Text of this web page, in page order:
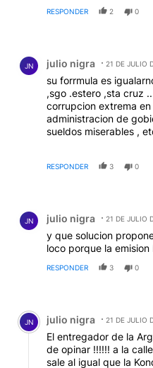
RESPONDER 2 0
JN julio nigra 21 DE JULIO
su forrmula es
,sgo .estero ,sta cruz
corrupcion extrema
administracion de
sueldos miserables ,
estos ultimos 30
hay una necesida hay
RESPONDER 3 0
JN julio nigra 21 DE JULIO
y que solucion
loco porque la
RESPONDER 3 0
Comentario de julio nigra.
JN julio nigra 21 DE JULIO
El entregador de la
de opinar !!!!!! a la
sale al igual que la